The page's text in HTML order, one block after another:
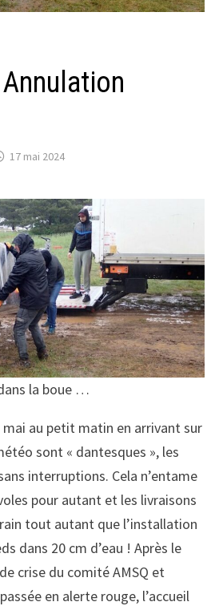
17 mai 2024
la boue …
mai au petit matin en arrivant sur
sont « dantesques », les
interruptions. Cela n’entame
pour autant et les livraisons
tout autant que l’installation
dans 20 cm d’eau ! Après le
crise du comité AMSQ et
en alerte rouge, l’accueil